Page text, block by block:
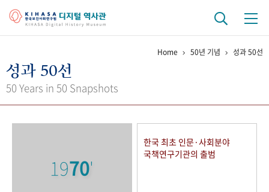
걸어온 길 기관 변천사
키워드로 보는 연구 역사
연구자들
Home 50년 기념 성과 50선
성과 50선
50 Years in 50 Snapshots
1970'
한국 최초 인문·사회분야
국책연구기관의 출범